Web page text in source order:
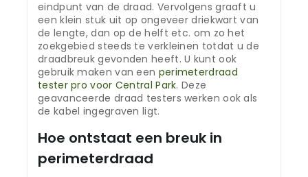
eindpunt van de draad. Vervolgens graaft u
een klein stuk uit op ongeveer driekwart van
de lengte, dan op de helft etc. om zo het
zoekgebied steeds te verkleinen totdat u de
draadbreuk gevonden heeft. U kunt ook
gebruik maken van een perimeterdraad
tester pro voor Central Park. Deze
geavanceerde draad testers werken ook als
de kabel ingegraven ligt.
Hoe ontstaat een breuk in
perimeterdraad